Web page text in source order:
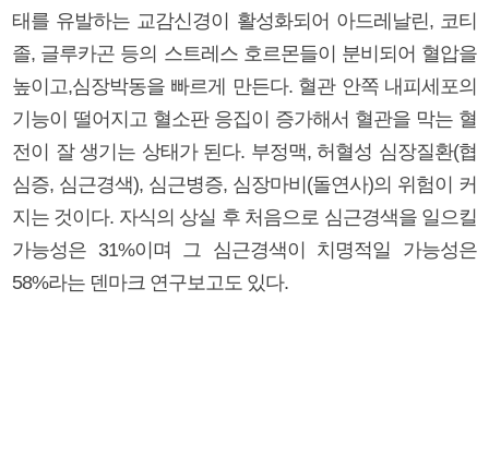
태를 유발하는 교감신경이 활성화되어 아드레날린, 코티
졸, 글루카곤 등의 스트레스 호르몬들이 분비되어 혈압을
높이고,심장박동을 빠르게 만든다. 혈관 안쪽 내피세포의
기능이 떨어지고 혈소판 응집이 증가해서 혈관을 막는 혈
전이 잘 생기는 상태가 된다. 부정맥, 허혈성 심장질환(협
심증, 심근경색), 심근병증, 심장마비(돌연사)의 위험이 커
지는 것이다. 자식의 상실 후 처음으로 심근경색을 일으킬
가능성은 31%이며 그 심근경색이 치명적일 가능성은
58%라는 덴마크 연구보고도 있다.